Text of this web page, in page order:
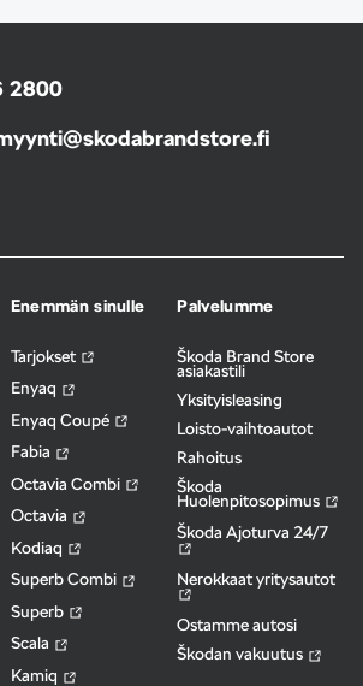
2800
Enemmän sinulle
Tarjokset
Enyaq
Enyaq Coupé
Fabia
Octavia Combi
Octavia
Kodiaq
Superb Combi
Superb
Scala
Kamiq
Palvelumme
Škoda Brand Store
asiakastili
Yksityisleasing
Loisto-vaihtoautot
Rahoitus
Škoda
Huolenpitosopimus
Škoda Ajoturva 24/7
Nerokkaat yritysautot
Ostamme autosi
Škodan vakuutus